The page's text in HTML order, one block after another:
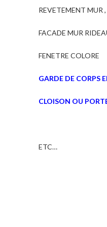
REVETEMENT MUR
FACADE MUR
FENETRE COLORE
GARDE DE CORPS
CLOISON OU
ETC…